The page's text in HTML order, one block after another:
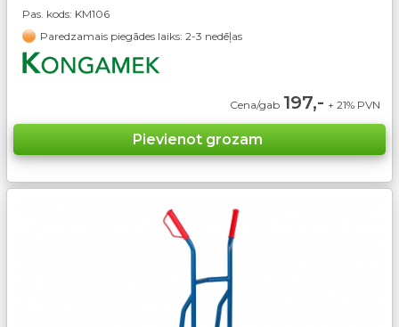
Pas. kods: KM106
Paredzamais piegādes laiks: 2-3 nedēļas
Cena/gab 197,- + 21% PVN